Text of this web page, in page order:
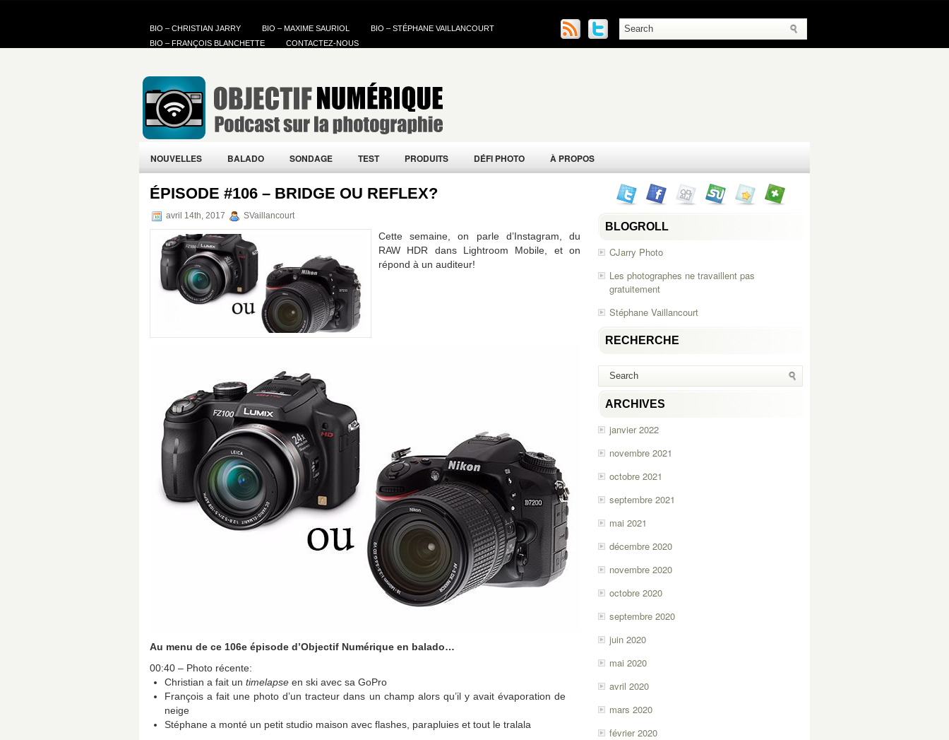
BIO – CHRISTIAN JARRY BIO – MAXIME SAURIOL
BIO – STÉPHANE VAILLANCOURT
BIO – FRANÇOIS BLANCHETTE
CONTACTEZ-NOUS
NOUVELLES BALADO SONDAGE TEST PRODUITS DÉFI PHOTO À PROPOS
ÉPISODE #106 – BRIDGE OU REFLEX?
avril 14th, 2017 SVaillancourt
Cette semaine, on parle d’Instagram, du
RAW HDR dans Lightroom Mobile, et on
répond à un auditeur!
Au menu de ce 106e épisode d’Objectif Numérique en balado…
00:40 – Photo récente:
Christian a fait un timelapse en ski avec sa GoPro
François a fait une photo d’un tracteur dans un champ alors qu’il y avait évaporation de
neige
Stéphane a monté un petit studio maison avec flashes, parapluies et tout le tralala
BLOGROLL
CJarry Photo
Les photographes ne travaillent pas
gratuitement
Stéphane Vaillancourt
RECHERCHE
ARCHIVES
janvier 2022
novembre 2021
octobre 2021
septembre 2021
mai 2021
décembre 2020
novembre 2020
octobre 2020
septembre 2020
juin 2020
mai 2020
avril 2020
mars 2020
février 2020